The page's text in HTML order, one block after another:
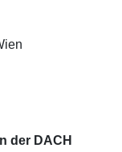
der DACH